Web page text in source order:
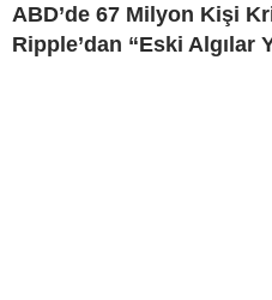
ABD’de 67 Milyon Kişi
Ripple’dan “Eski Algılar